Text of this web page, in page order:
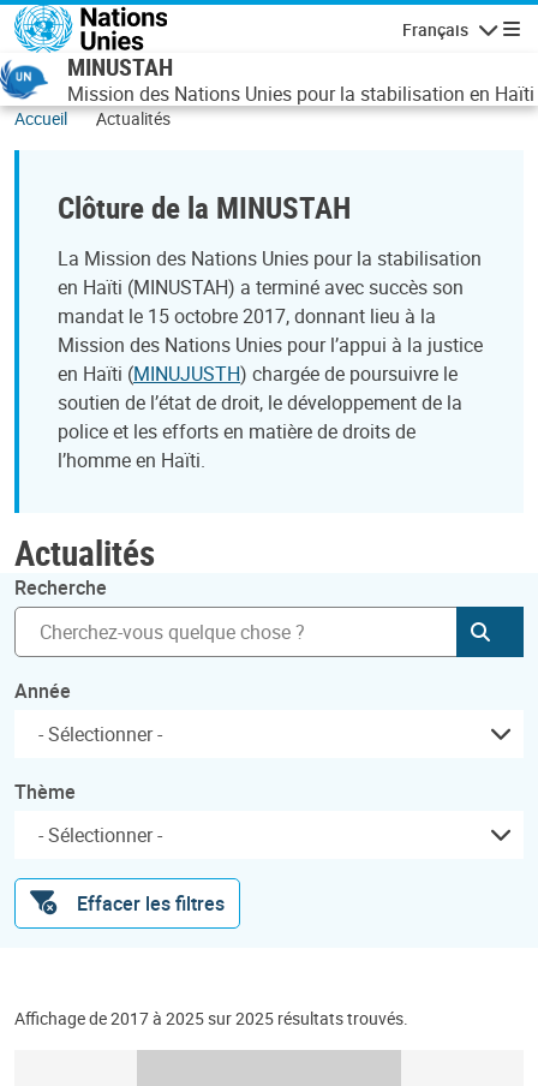
Aller au contenu principal
Français
MINUSTAH
Mission des Nations Unies pour la stabilisation en Haïti
Accueil Actualités
Clôture de la MINUSTAH
La Mission des Nations Unies pour la stabilisation
en Haïti (MINUSTAH) a terminé avec succès son
mandat le 15 octobre 2017, donnant lieu à la
Mission des Nations Unies pour l’appui à la justice
en Haïti (MINUJUSTH) chargée de poursuivre le
soutien de l’état de droit, le développement de la
police et les efforts en matière de droits de
l’homme en Haïti.
Actualités
Recherche
Année
Thème
Effacer les filtres
Affichage de 2017 à 2025 sur 2025 résultats trouvés.